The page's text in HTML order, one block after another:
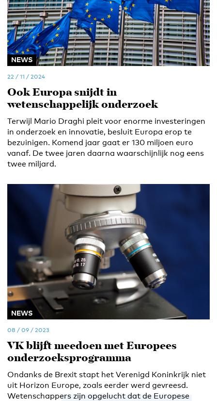
NEWS
22 / 11 / 2024
Ook Europa snijdt in
wetenschappelijk onderzoek
Terwijl Mario Draghi pleit voor enorme investeringen
in onderzoek en innovatie, besluit Europa erop te
bezuinigen. Komend jaar gaat er 130 miljoen euro
vanaf. De twee jaren daarna waarschijnlijk nog eens
twee miljard.
NEWS
08 / 09 / 2023
VK blijft meedoen met Europees
onderzoeksprogramma
Ondanks de Brexit stapt het Verenigd Koninkrijk niet
uit Horizon Europe, zoals eerder werd gevreesd.
Wetenschappers zijn opgelucht dat de Europese